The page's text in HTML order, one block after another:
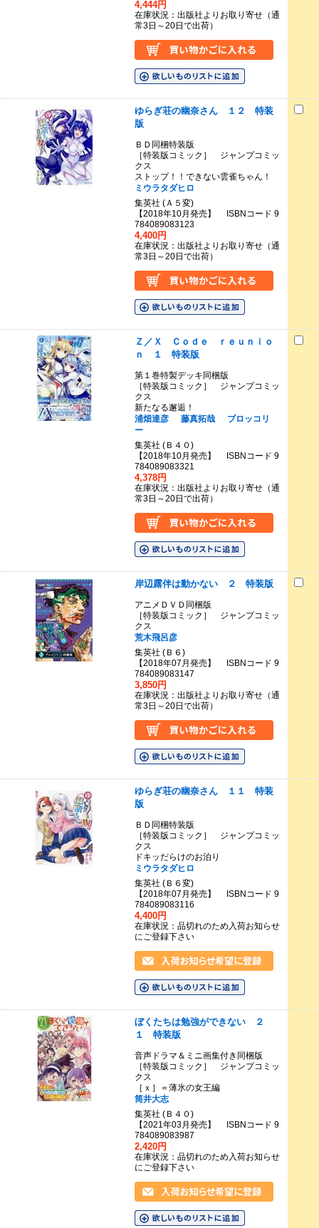
4,444円
在庫状況：出版社よりお取り寄せ（通
常3日～20日で出荷）
ゆらぎ荘の幽奈さん １２ 特装
版
ＢＤ同梱特装版
［特装版コミック］ ジャンプコミッ
クス
ストップ！！できない雲雀ちゃん！
ミウラタダヒロ
集英社 (Ａ５変)
【2018年10月発売】 ISBNコード 9
784089083123
4,400円
在庫状況：出版社よりお取り寄せ（通
常3日～20日で出荷）
Ｚ／Ｘ Ｃｏｄｅ ｒｅｕｎｉｏ
ｎ １ 特装版
第１巻特製デッキ同梱版
［特装版コミック］ ジャンプコミッ
クス
新たなる邂逅！
浦畑達彦
藤真拓哉
ブロッコリ
ー
集英社 (Ｂ４０)
【2018年10月発売】 ISBNコード 9
784089083321
4,378円
在庫状況：出版社よりお取り寄せ（通
常3日～20日で出荷）
岸辺露伴は動かない ２ 特装版
アニメＤＶＤ同梱版
［特装版コミック］ ジャンプコミッ
クス
荒木飛呂彦
集英社 (Ｂ６)
【2018年07月発売】 ISBNコード 9
784089083147
3,850円
在庫状況：出版社よりお取り寄せ（通
常3日～20日で出荷）
ゆらぎ荘の幽奈さん １１ 特装
版
ＢＤ同梱特装版
［特装版コミック］ ジャンプコミッ
クス
ドキッだらけのお泊り
ミウラタダヒロ
集英社 (Ｂ６変)
【2018年07月発売】 ISBNコード 9
784089083116
4,400円
在庫状況：品切れのため入荷お知らせ
にご登録下さい
ぼくたちは勉強ができない ２
１ 特装版
音声ドラマ＆ミニ画集付き同梱版
［特装版コミック］ ジャンプコミッ
クス
［ｘ］＝薄氷の女王編
筒井大志
集英社 (Ｂ４０)
【2021年03月発売】 ISBNコード 9
784089083987
2,420円
在庫状況：品切れのため入荷お知らせ
にご登録下さい